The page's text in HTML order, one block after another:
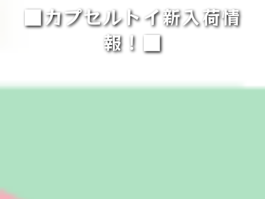
■カプセルトイ新入荷情
報！■